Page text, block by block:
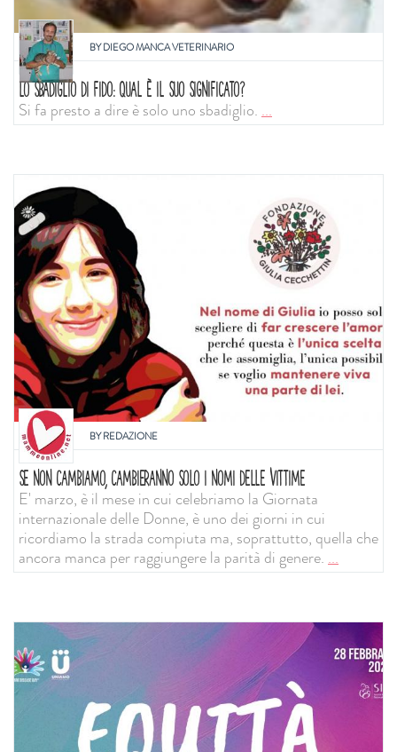
BYDIEGO MANCA VETERINARIO
LO SBADIGLIO DI FIDO: QUAL È IL SUO SIGNIFICATO?
Si fa presto a dire è solo uno sbadiglio....
BYREDAZIONE
SE NON CAMBIAMO, CAMBIERANNO SOLO I NOMI DELLE VITTIME
E' marzo, è il mese in cui celebriamo la Giornata
internazionale delle Donne, è uno dei giorni in cui
ricordiamo la strada compiuta ma, soprattutto, quella che
ancora manca per raggiungere la parità di genere. ...